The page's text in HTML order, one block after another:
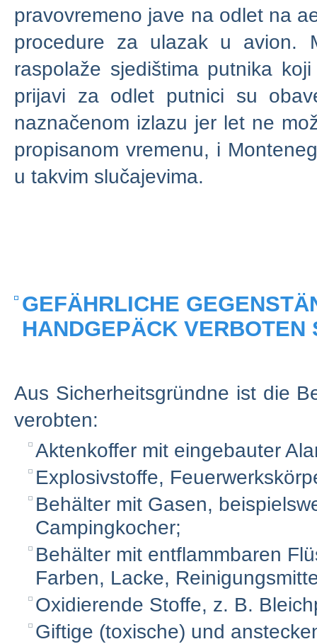
pravovremeno jave na odlet na
procedure za ulazak u avion.
raspolaže sjedištima putnika
prijavi za odlet putnici su
naznačenom izlazu jer let ne
propisanom vremenu, i
u takvim slučajevima.
GEFÄHRLICHE
HANDGEPÄCK VERBOTEN
Aus Sicherheitsgründne ist die
verobten:
Aktenkoffer mit eingebauter
Explosivstoffe,
Behälter mit Gasen,
Campingkocher;
Behälter mit entflammbaren
Farben, Lacke,
Oxidierende Stoffe, z. B.
Giftige (toxische) und